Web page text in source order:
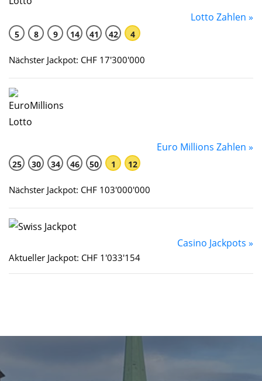
Lotto Zahlen »
5 8 9 14 41 42 4
Nächster Jackpot: CHF 17'300'000
Euro Millions Zahlen »
25 30 34 46 50 1 12
Nächster Jackpot: CHF 103'000'000
Casino Jackpots »
Aktueller Jackpot: CHF 1'033'154